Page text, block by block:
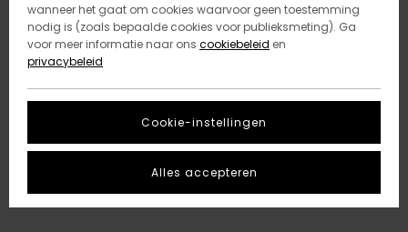
wanneer het gaat om cookies waarvoor geen toestemming
nodig is (zoals bepaalde cookies voor publieksmeting). Ga
voor meer informatie naar ons cookiebeleid en
privacybeleid
Cookie-instellingen
Alles accepteren